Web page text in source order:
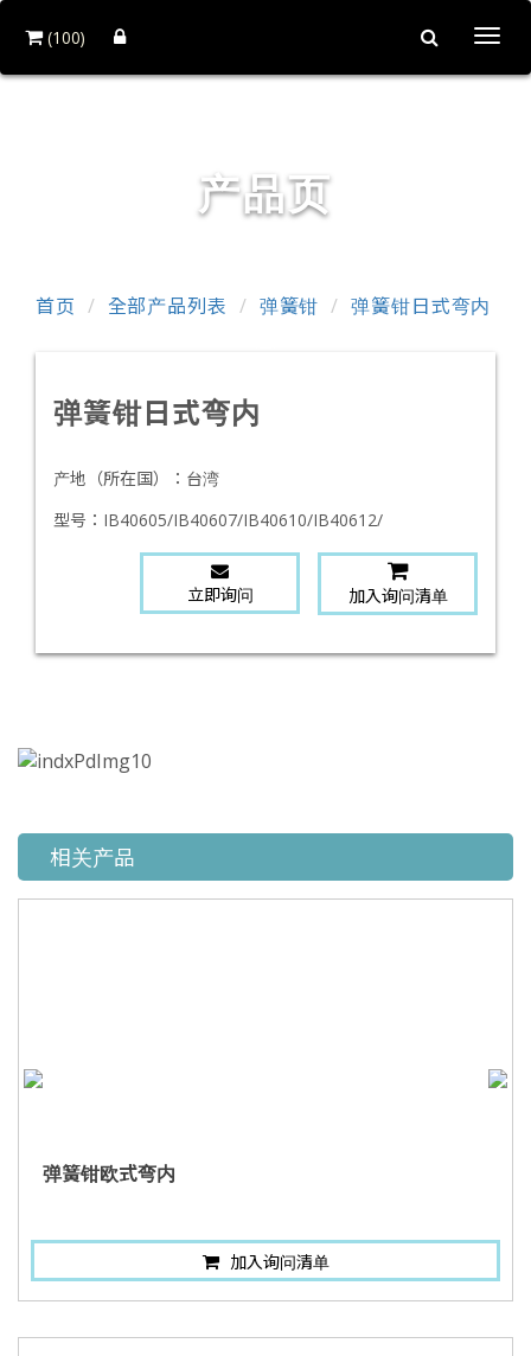
(100)
产品页
首页 全部产品列表 弹簧钳 弹簧钳日式弯内
弹簧钳日式弯内
产地（所在国）： 台湾
型号： IB40605/IB40607/IB40610/IB40612/
立即询问 加入询问清单
相关产品
弹簧钳欧式弯内
加入询问清单